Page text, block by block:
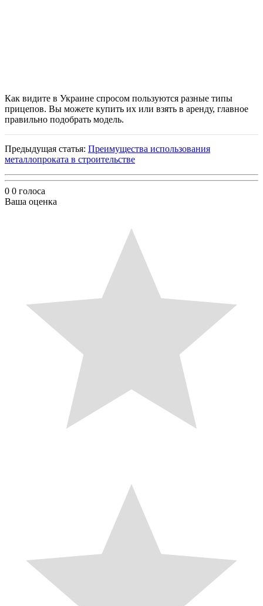
Как видите в Украине спросом пользуются разные типы
прицепов. Вы можете купить их или взять в аренду, главное
правильно подобрать модель.
Предыдущая статья: Преимущества использования
металлопроката в строительстве
0 0 голоса
Ваша оценка